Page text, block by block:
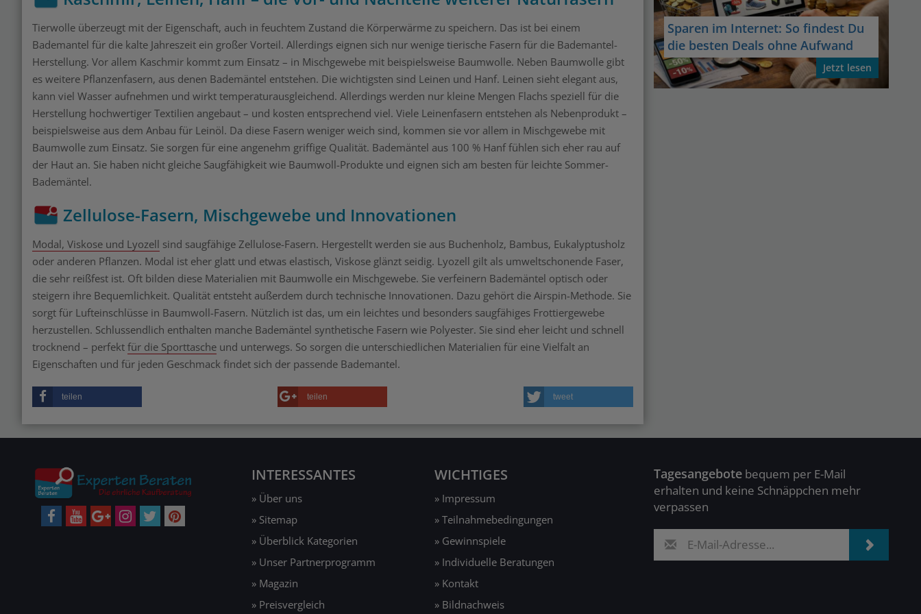
Tierwolle überzeugt mit der Eigenschaft, auch in feuchtem Zustand die Körperwärme zu speichern. Das ist bei einem
Bademantel für die kalte Jahreszeit ein großer Vorteil. Allerdings eignen sich nur wenige tierische Fasern für die Bademantel-
Herstellung. Vor allem Kaschmir kommt zum Einsatz – in Mischgewebe mit beispielsweise Baumwolle. Neben Baumwolle gibt
es weitere Pflanzenfasern, aus denen Bademäntel entstehen. Die wichtigsten sind Leinen und Hanf. Leinen sieht elegant aus,
kann viel Wasser aufnehmen und wirkt temperaturausgleichend. Allerdings werden nur kleine Mengen Flachs speziell für die
Herstellung hochwertiger Textilien angebaut – und kosten entsprechend viel. Viele Leinenfasern entstehen als Nebenprodukt –
beispielsweise aus dem Anbau für Leinöl. Da diese Fasern weniger weich sind, kommen sie vor allem in Mischgewebe mit
Baumwolle zum Einsatz. Sie sorgen für eine angenehm griffige Qualität. Bademäntel aus 100 % Hanf fühlen sich eher rau auf
der Haut an. Sie haben nicht gleiche Saugfähigkeit wie Baumwoll-Produkte und eignen sich am besten für leichte Sommer-
Bademäntel.
Zellulose-Fasern, Mischgewebe und Innovationen
Modal, Viskose und Lyozell sind saugfähige Zellulose-Fasern. Hergestellt werden sie aus Buchenholz, Bambus, Eukalyptusholz
oder anderen Pflanzen. Modal ist eher glatt und etwas elastisch, Viskose glänzt seidig. Lyozell gilt als umweltschonende Faser,
die sehr reißfest ist. Oft bilden diese Materialien mit Baumwolle ein Mischgewebe. Sie verfeinern Bademäntel optisch oder
steigern ihre Bequemlichkeit. Qualität entsteht außerdem durch technische Innovationen. Dazu gehört die Airspin-Methode. Sie
sorgt für Lufteinschlüsse in Baumwoll-Fasern. Nützlich ist das, um ein leichtes und besonders saugfähiges Frottiergewebe
herzustellen. Schlussendlich enthalten manche Bademäntel synthetische Fasern wie Polyester. Sie sind eher leicht und schnell
trocknend – perfekt für die Sporttasche und unterwegs. So sorgen die unterschiedlichen Materialien für eine Vielfalt an
Eigenschaften und für jeden Geschmack findet sich der passende Bademantel.
teilen teilen tweet
Sparen im Internet: So findest Du
die besten Deals ohne Aufwand
Jetzt lesen
INTERESSANTES
» Über uns
» Sitemap
» Überblick Kategorien
» Unser Partnerprogramm
» Magazin
» Preisvergleich
WICHTIGES
» Impressum
» Teilnahmebedingungen
» Gewinnspiele
» Individuelle Beratungen
» Kontakt
» Bildnachweis
Tagesangebotebequem per E-Mail
erhalten und keine Schnäppchen mehr
verpassen